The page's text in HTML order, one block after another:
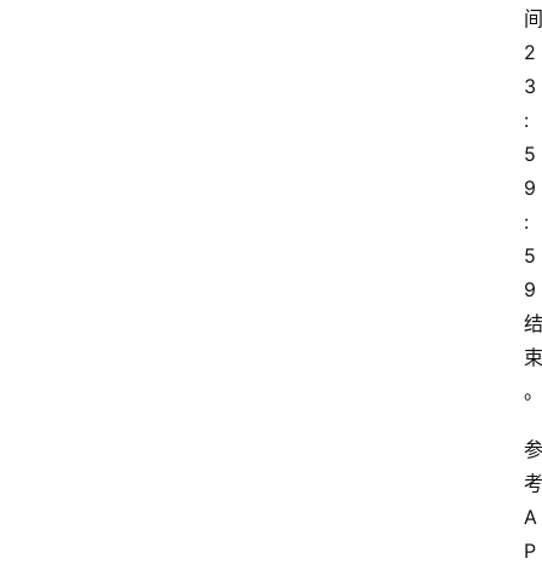
间
2
3
:
5
9
:
5
9
结
束
。
参
考
A
P